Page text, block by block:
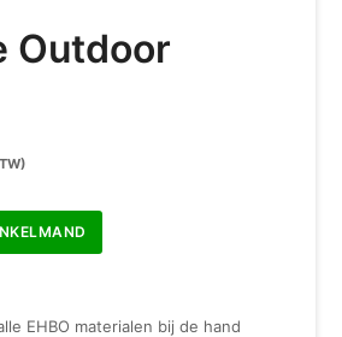
Outdoor
EHBO materialen bij de hand